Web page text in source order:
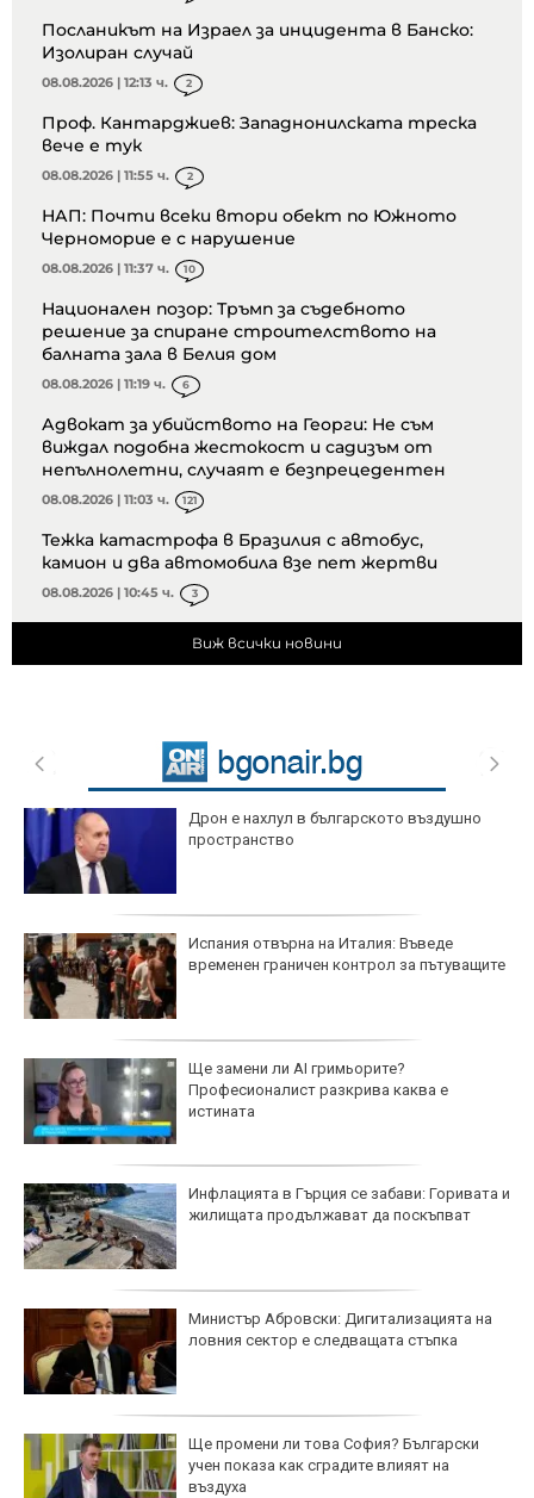
Посланикът на Израел за инцидента в Банско:
Изолиран случай
08.08.2026 | 12:13 ч. 2
Проф. Кантарджиев: Западнонилската треска
вече е тук
08.08.2026 | 11:55 ч. 2
НАП: Почти всеки втори обект по Южното
Черноморие е с нарушение
08.08.2026 | 11:37 ч. 10
Национален позор: Тръмп за съдебното
решение за спиране строителството на
балната зала в Белия дом
08.08.2026 | 11:19 ч. 6
Адвокат за убийството на Георги: Не съм
виждал подобна жестокост и садизъм от
непълнолетни, случаят е безпрецедентен
08.08.2026 | 11:03 ч. 121
Тежка катастрофа в Бразилия с автобус,
камион и два автомобила взе пет жертви
08.08.2026 | 10:45 ч. 3
Виж всички новини
Локо София се цели в трима, единият е
"закърмен" в Лудогорец
Уулвс и Рен го искат: Левски закова цена
на Светльо Вуцов
ЦСКА взривява поне още три трансферни
бомби
Веласкес разкри защо Левски бие всички
наред
Барса засилва капитан в Ливърпул, за да
има пари за Родри
6-цифрено обезщетение: Имал ли е
Инфантино любовница в УЕФА?